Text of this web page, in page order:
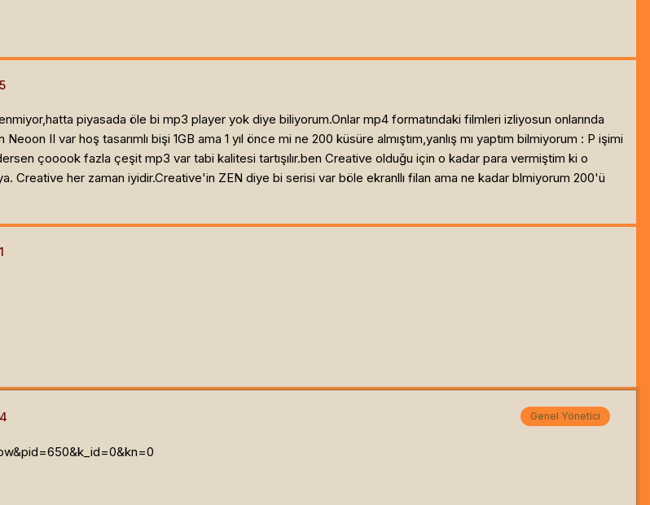
piyasada öle bi mp3 player yok diye biliyorum.Onlar mp4 formatındaki filmleri izliyosun onlarında
II var hoş tasarımlı bişi 1GB ama 1 yıl önce mi ne 200 küsüre almıştım,yanlış mı yaptım bilmiyorum : P işimi
çooook fazla çeşit mp3 var tabi kalitesi tartışılır.ben Creative olduğu için o kadar para vermiştim ki o
Creative her zaman iyidir.Creative'in ZEN diye bi serisi var böle ekranllı filan ama ne kadar blmiyorum 200'ü
Genel Yönetici